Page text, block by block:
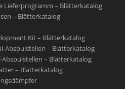
Lieferprogramm – Blätterkatalog
– Blätterkatalog
Kit – Blätterkatalog
Abspulstellen – Blätterkatalog
– Blätterkatalog
– Blätterkatalog